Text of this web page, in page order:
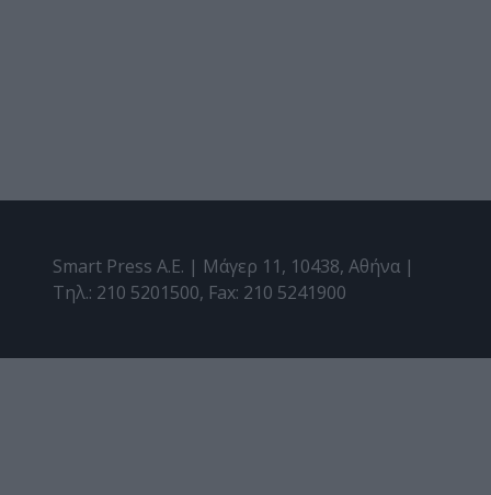
Smart Press A.E. | Μάγερ 11, 10438, Αθήνα |
Τηλ.: 210 5201500, Fax: 210 5241900